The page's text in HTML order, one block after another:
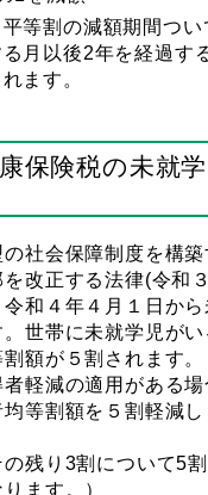
等割の減額期間つ
る月以後2年を経過す
ます。
保険税の未就
社会保障制度を構
を改正する法律(令和
和４年４月１日か
世帯に未就学児が
額が５割されます。
者軽減の適用がある
等割額を５割軽減
残り3割について5
ます。）